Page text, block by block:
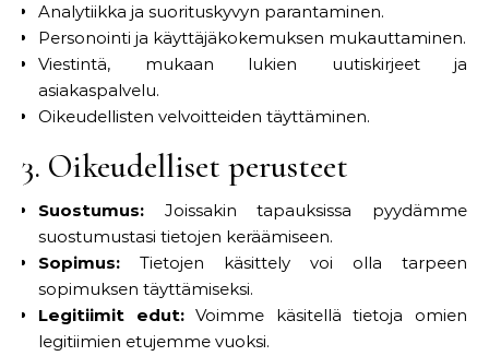
Analytiikka ja suorituskyvyn parantaminen.
Personointi ja käyttäjäkokemuksen mukauttaminen.
Viestintä, mukaan lukien uutiskirjeet ja
asiakaspalvelu.
Oikeudellisten velvoitteiden täyttäminen.
3. Oikeudelliset perusteet
Suostumus: Joissakin tapauksissa pyydämme
suostumustasi tietojen keräämiseen.
Sopimus: Tietojen käsittely voi olla tarpeen
sopimuksen täyttämiseksi.
Legitiimit edut:Voimme käsitellä tietoja omien
legitiimien etujemme vuoksi.